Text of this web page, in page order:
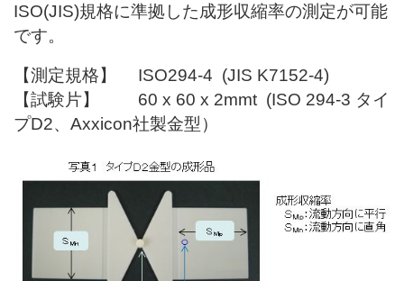
ISO(JIS)規格に準拠した成形収縮率の測定が可能
です。
【測定規格】 ISO294-4 (JIS K7152-4)
【試験片】 60 x 60 x 2mmt (ISO 294-3 タイ
プD2、Axxicon社製金型）